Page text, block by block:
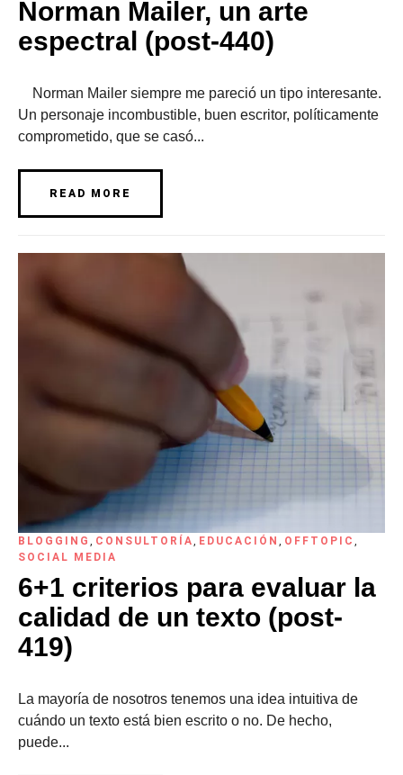
Norman Mailer, un arte
espectral (post-440)
Norman Mailer siempre me pareció un tipo interesante.
Un personaje incombustible, buen escritor, políticamente
comprometido, que se casó...
READ MORE
BLOGGING , CONSULTORÍA, EDUCACIÓN , OFFTOPIC ,
SOCIAL MEDIA
6+1 criterios para evaluar la
calidad de un texto (post-
419)
La mayoría de nosotros tenemos una idea intuitiva de
cuándo un texto está bien escrito o no. De hecho,
puede...